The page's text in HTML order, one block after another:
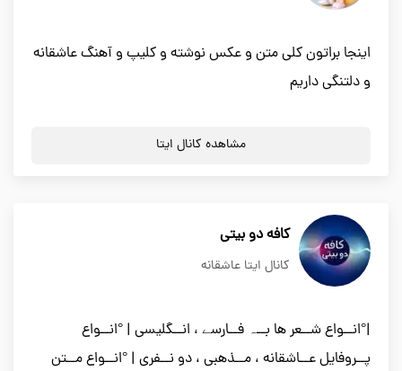
اینجا براتون کلی متن و عکس نوشته و کلیپ و آهنگ عاشقانه
و دلتنگی داریم
مشاهده کانال ایتا
کافه دو بیتی
کانال ایتا عاشقانه
|°انــواع شــعر ها بــہ فــارسے ، انــگلیسی | °انــواع
پــروفایل عــاشقانه ، مــذهبی ، دو نــفری | °انــواع مــتن